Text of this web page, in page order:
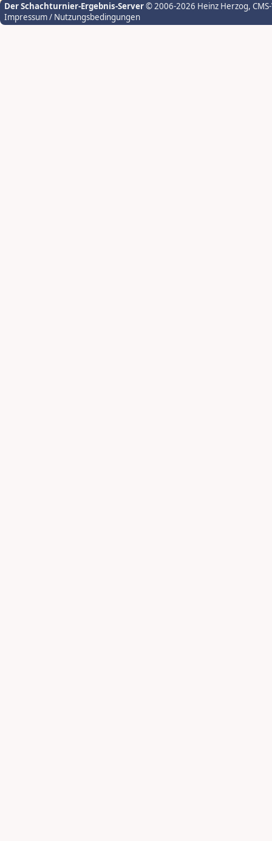
Der Schachturnier-Ergebnis-Server© 2006-2026 Heinz Herzog,
Impressum / Nutzungsbedingungen